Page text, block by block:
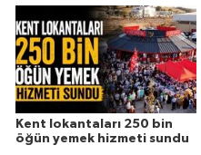
Kent lokantaları 250 bin
öğün yemek hizmeti sundu